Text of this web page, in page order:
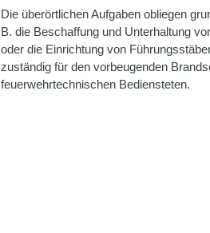
Die überörtlichen Aufgaben obliegen
B. die Beschaffung und Unterhaltung
oder die Einrichtung von
zuständig für den vorbeugenden
feuerwehrtechnischen Bediensteten.